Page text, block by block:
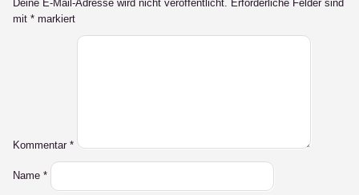
Deine E-Mail-Adresse wird nicht veröffentlicht. Erforderliche Felder sind
mit * markiert
Kommentar *
Name *